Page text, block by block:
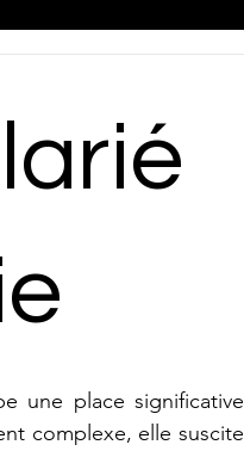
une place significative
complexe, elle suscite